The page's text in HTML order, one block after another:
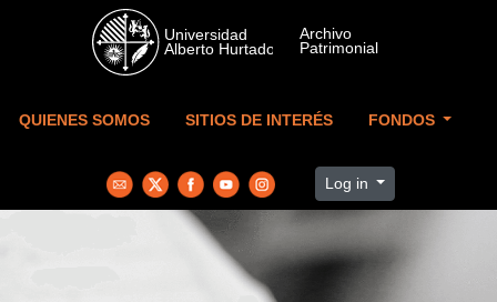
Skip to main content
QUIENES SOMOS SITIOS DE INTERÉS FONDOS
Log in